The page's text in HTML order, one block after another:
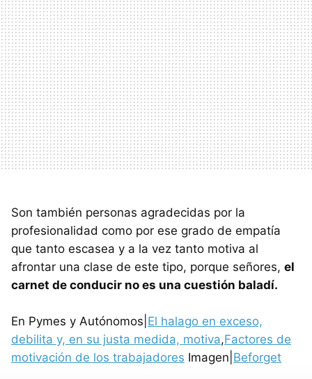
Son también personas agradecidas por la
profesionalidad como por ese grado de empatía
que tanto escasea y a la vez tanto motiva al
afrontar una clase de este tipo, porque señores, el
carnet de conducir no es una cuestión baladí.
En Pymes y Autónomos| El halago en exceso,
debilita y, en su justa medida, motiva,Factores de
motivación de los trabajadores Imagen| Beforget